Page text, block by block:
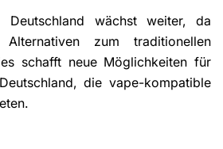
Deutschland wächst weiter, da
zum traditionellen
schafft neue Möglichkeiten für
die vape-kompatible